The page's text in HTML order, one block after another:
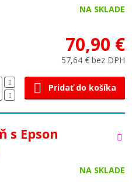
NA SKLADE
70,90 €
57,64 € bez DPH
Pridať do košíka
s Epson
NA SKLADE